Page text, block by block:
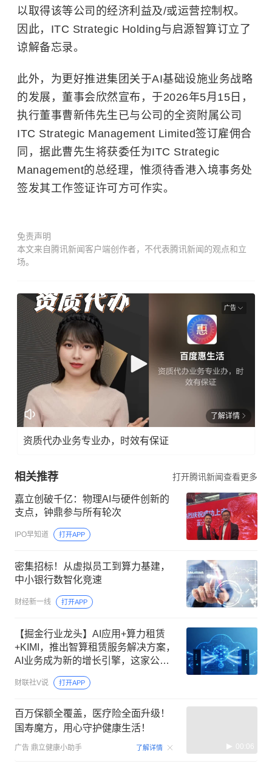
以取得该等公司的经济利益及/或运营控制权。
因此，ITC Strategic Holding与启源智算订立了
谅解备忘录。
此外，为更好推进集团关于AI基础设施业务战略
的发展，董事会欣然宣布，于2026年5月15日，
执行董事曹新伟先生已与公司的全资附属公司
ITC Strategic Management Limited签订雇佣合
同，据此曹先生将获委任为ITC Strategic
Management的总经理，惟须待香港入境事务处
签发其工作签证许可方可作实。
免责声明
本文来自腾讯新闻客户端创作者，不代表腾讯新闻的观点和立
场。
广告
了解详情
资质代办业务专业办，时效有保证
相关推荐 打开腾讯新闻查看更多
嘉立创破千亿：物理AI与硬件创新的
支点，钟鼎参与所有轮次
IPO早知道 打开APP
密集招标！从虚拟员工到算力基建，
中小银行数智化竞速
财经新一线 打开APP
【掘金行业龙头】AI应用+算力租赁
+KIMI，推出智算租赁服务解决方案，
AI业务成为新的增长引擎，这家公司
间接参股月之暗面
财联社V说 打开APP
百万保额全覆盖，医疗险全面升级！
国寿魔方，用心守护健康生活！
广告 鼎立健康小助手 了解详情 00:06